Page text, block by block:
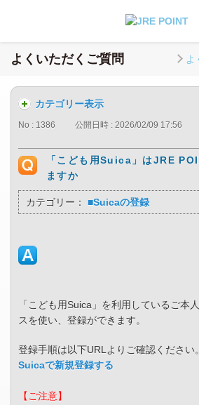
よくいただくご質問 よ
カテゴリー表示
No : 1386 公開日時 : 2026/02/09 17:56
「こども用Suica」はJRE
ますか
カテゴリー： ■Suicaの登録
「こども用Suica」を利用しているご本
スを使い、登録ができます。
登録手順は以下URLよりご確認ください。
Suicaで新規登録する
【ご注意】